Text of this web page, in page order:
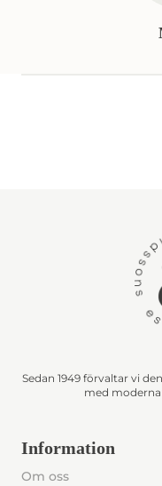
Sedan 1949 förvaltar vi
med
Information
Om oss